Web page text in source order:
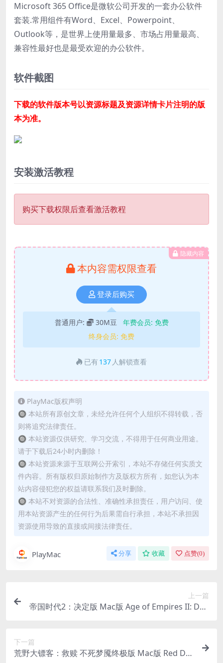
Microsoft 365 Office是微软公司开发的一套办公软件
套装.常用组件有Word、Excel、Powerpoint、
Outlook等，是世界上使用量最多、市场占用量最高、
兼容性最好也是最受欢迎的办公软件。
软件截图
下载的软件版本号以资源标题及资源详情卡片注明的版
本为准。
安装激活教程
购买下载权限后查看激活教程
隐藏内容
本内容需权限查看
登录后购买
普通用户: 30M豆 年费会员: 免费
终身会员: 免费
已有 137 人解锁查看
PlayMac版权声明
🔘 本站所有原创文章，未经允许任何个人组织不得转载，否
则将追究法律责任。
🔘 本站资源仅供研究、学习交流，不得用于任何商业用途。
请于下载后24小时内删除！
🔘 本站资源来源于互联网公开索引，本站不存储任何实质文
件内容。所有版权归原始制作方及版权方所有，如您认为本
站内容侵犯您的权益请联系我们及时删除。
🔘 本站不对资源的合法性、准确性承担责任，用户访问、使
用本站资源产生的任何行为后果需自行承担，本站不承担因
资源使用导致的直接或间接法律责任。
PlayMac 分享 收藏 点赞(0)
上一篇
帝国时代2：决定版 Mac版 Age of Empires II: Defi
下一篇
荒野大镖客：救赎 不死梦魇终极版 Mac版 Red De